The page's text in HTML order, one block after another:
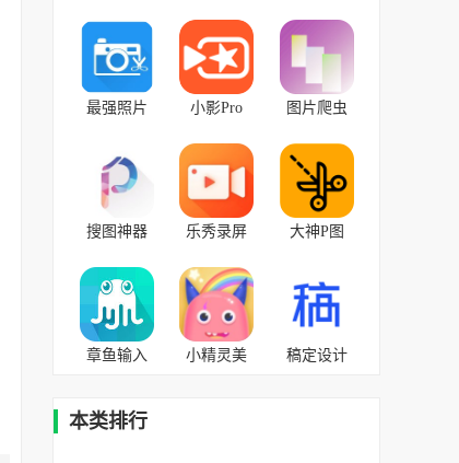
最强照片
v9.0安卓版
小影Pro
版
图片爬虫
搜图神器
版
乐秀录屏
安卓版
大神P图
CN官方版
章鱼输入
新免费版
小精灵美
稿定设计
本类排行